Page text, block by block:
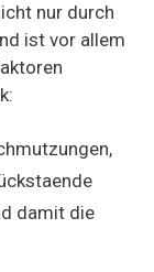
nur durch
ist vor allem
damit die